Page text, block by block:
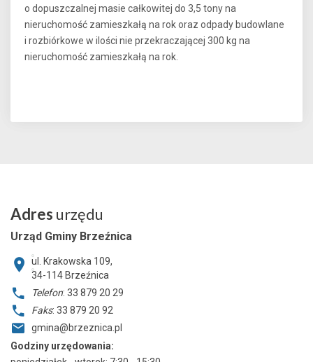
o dopuszczalnej masie całkowitej do 3,5 tony na
nieruchomość zamieszkałą na rok oraz odpady budowlane
i rozbiórkowe w ilości nie przekraczającej 300 kg na
nieruchomość zamieszkałą na rok.
Adres urzędu
Urząd Gminy Brzeźnica
ul. Krakowska 109,
34-114 Brzeźnica
Telefon: 33 879 20 29
Faks: 33 879 20 92
gmina@brzeznica.pl
Godziny urzędowania: